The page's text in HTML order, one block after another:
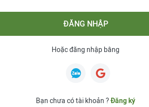
ĐĂNG NHẬP
Hoặc đăng nhập bằng
Bạn chưa có tài khoản ?Đăng ký